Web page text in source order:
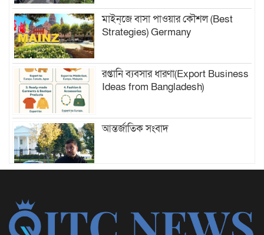
মাইন্‌জে বাসা পাওয়ার কৌশল (Best
Strategies) Germany
রপ্তানি ব্যবসার ধারণা(Export Business
Ideas from Bangladesh)
আন্তর্জাতিক সংবাদ